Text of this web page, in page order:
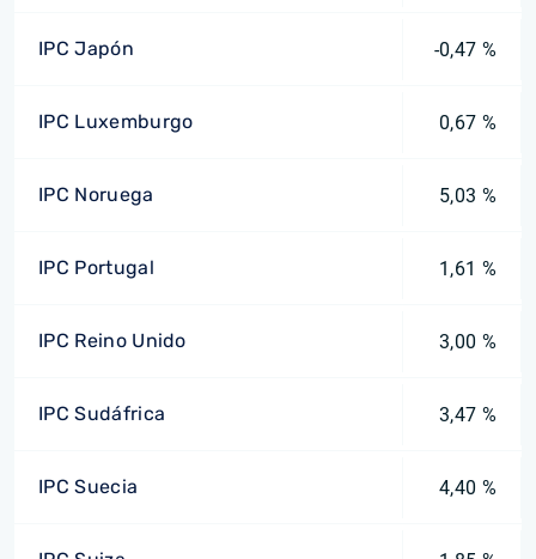
IPC Japón -0,47 %
IPC Luxemburgo 0,67 %
IPC Noruega 5,03 %
IPC Portugal 1,61 %
IPC Reino Unido 3,00 %
IPC Sudáfrica 3,47 %
IPC Suecia 4,40 %